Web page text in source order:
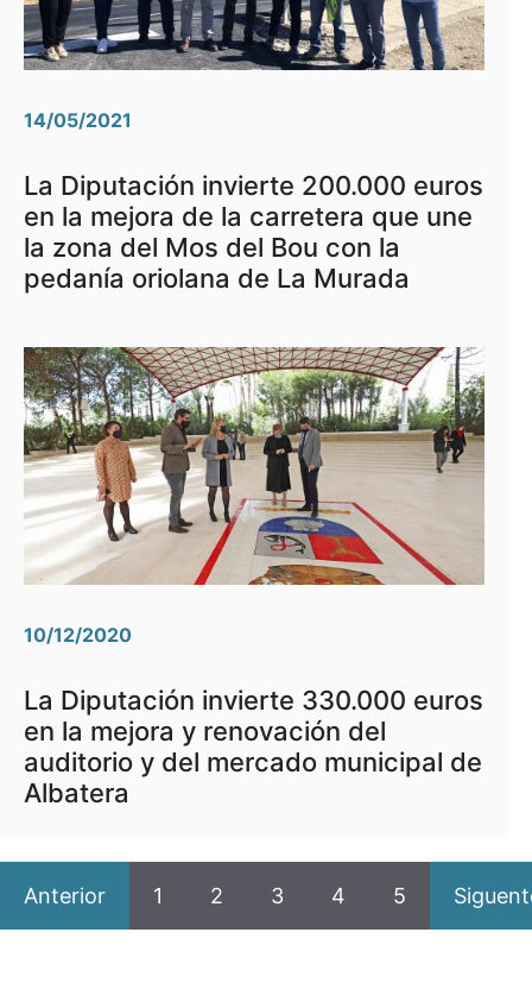
14/05/2021
La Diputación invierte 200.000 euros
en la mejora de la carretera que une
la zona del Mos del Bou con la
pedanía oriolana de La Murada
10/12/2020
La Diputación invierte 330.000 euros
en la mejora y renovación del
auditorio y del mercado municipal de
Albatera
Anterior 1 2 3 4 5